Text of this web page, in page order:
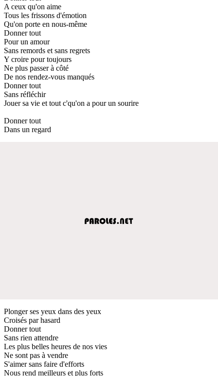
A ceux qu'on aime
Tous les frissons d'émotion
Qu'on porte en nous-même
Donner tout
Pour un amour
Sans remords et sans regrets
Y croire pour toujours
Ne plus passer à côté
De nos rendez-vous manqués
Donner tout
Sans réfléchir
Jouer sa vie et tout c'qu'on a pour un sourire
Donner tout
Dans un regard
Plonger ses yeux dans des yeux
Croisés par hasard
Donner tout
Sans rien attendre
Les plus belles heures de nos vies
Ne sont pas à vendre
S'aimer sans faire d'efforts
Nous rend meilleurs et plus forts